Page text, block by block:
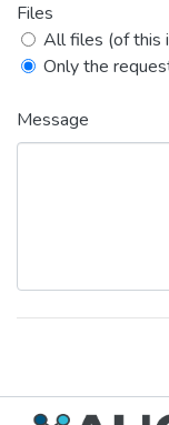
Files
All files (of this
Only the
Message